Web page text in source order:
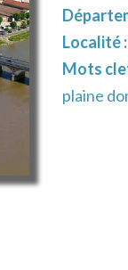
Localité :
Mots
plaine